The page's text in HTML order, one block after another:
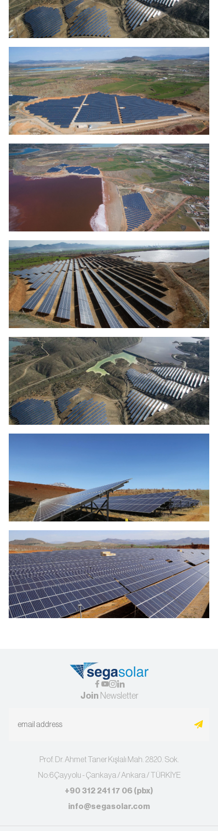
Join Newsletter
Prof. Dr. Ahmet Taner Kışlalı Mah. 2820. Sok.
No:6Çayyolu - Çankaya / Ankara / TÜRKİYE
+90 312 241 17 06 (pbx)
info@segasolar.com